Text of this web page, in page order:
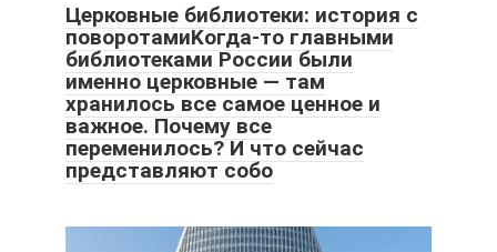
Церковные библиотеки: история с
поворотамиKогда-то главными
библиотеками России были
именно церковные — там
хранилось все самое ценное и
важное. Почему все
переменилось? И что сейчас
представляют собо